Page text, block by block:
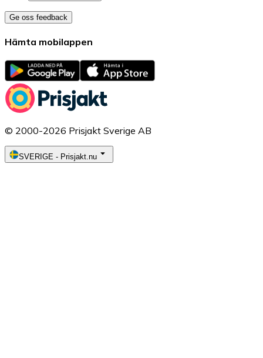
Ge oss feedback
Hämta mobilappen
© 2000-2026 Prisjakt Sverige AB
SVERIGE - Prisjakt.nu